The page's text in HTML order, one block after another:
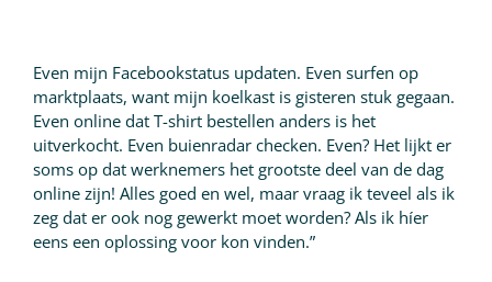
Even mijn Facebookstatus updaten. Even surfen op
marktplaats, want mijn koelkast is gisteren stuk gegaan.
Even online dat T-shirt bestellen anders is het
uitverkocht. Even buienradar checken. Even? Het lijkt er
soms op dat werknemers het grootste deel van de dag
online zijn! Alles goed en wel, maar vraag ik teveel als ik
zeg dat er ook nog gewerkt moet worden? Als ik híer
eens een oplossing voor kon vinden.”